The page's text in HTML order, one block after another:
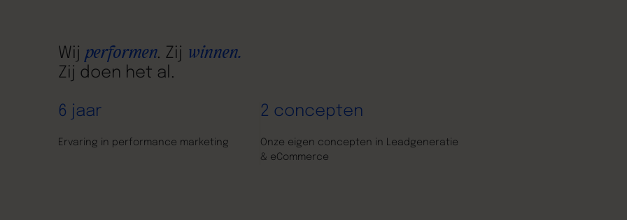
Wij performen. Zij winnen.
Zij doen het al.
6 jaar
Ervaring in performance marketing
2 concepten
Onze eigen concepten in Leadgeneratie
& eCommerce